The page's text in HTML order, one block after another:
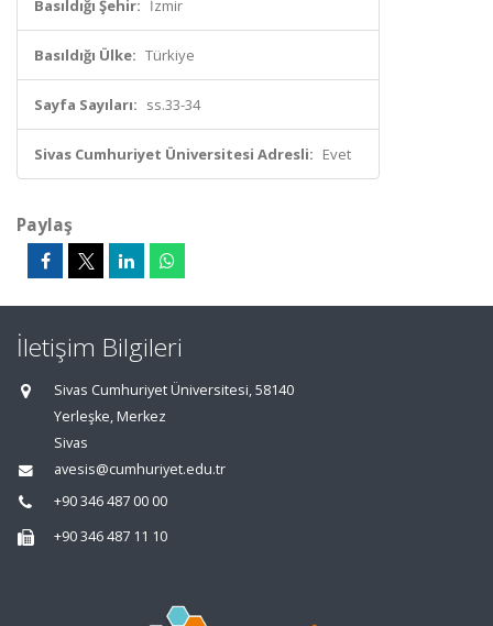
Basıldığı Şehir: İzmir
Basıldığı Ülke: Türkiye
Sayfa Sayıları: ss.33-34
Sivas Cumhuriyet Üniversitesi Adresli: Evet
Paylaş
İletişim Bilgileri
Sivas Cumhuriyet Üniversitesi, 58140
Yerleşke, Merkez
Sivas
avesis@cumhuriyet.edu.tr
+90 346 487 00 00
+90 346 487 11 10